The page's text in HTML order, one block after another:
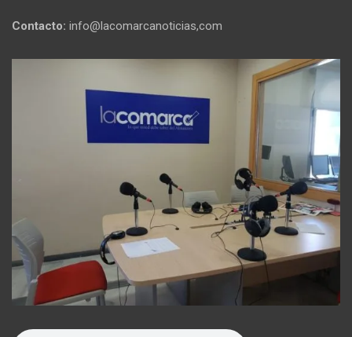
Contacto: info@lacomarcanoticias,com